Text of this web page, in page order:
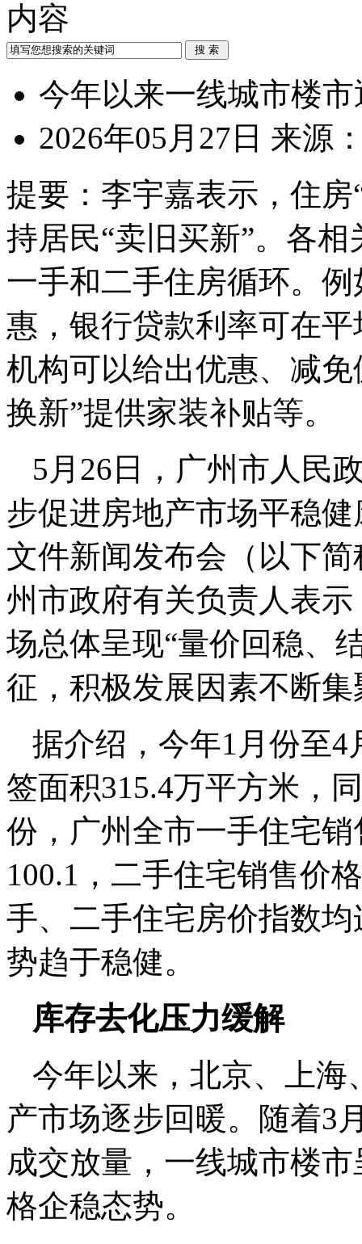
内容
今年以来一线城市楼
2026年05月27日 来源
提要： 李宇嘉表示，住
持居民“卖旧买新”。各
一手和二手住房循环。
惠，银行贷款利率可在
机构可以给出优惠、减
换新”提供家装补贴等。
5月26日，广州市人民
步促进房地产市场平稳
文件新闻发布会（以下
州市政府有关负责人表
场总体呈现“量价回稳、
征，积极发展因素不断集
据介绍，今年1月份至
签面积315.4万平方米，
份，广州全市一手住宅
100.1，二手住宅销售价
手、二手住宅房价指数
势趋于稳健。
库存去化压力缓解
今年以来，北京、上海
产市场逐步回暖。随着3
成交放量，一线城市楼
格企稳态势。